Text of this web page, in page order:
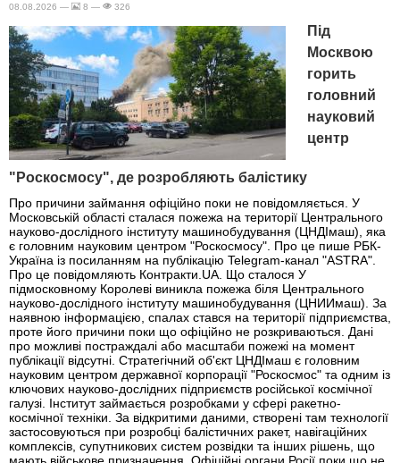
08.08.2026 — 8 — 326
Під
Москвою
горить
головний
науковий
центр
"Роскосмосу", де розробляють балістику
Про причини займання офіційно поки не повідомляється. У
Московській області сталася пожежа на території Центрального
науково-дослідного інституту машинобудування (ЦНДІмаш), яка
є головним науковим центром "Роскосмосу". Про це пише РБК-
Україна із посиланням на публікацію Telegram-канал "ASTRA".
Про це повідомляють Контракти.UA. Що сталося У
підмосковному Королеві виникла пожежа біля Центрального
науково-дослідного інституту машинобудування (ЦНИИмаш). За
наявною інформацією, спалах стався на території підприємства,
проте його причини поки що офіційно не розкриваються. Дані
про можливі постраждалі або масштаби пожежі на момент
публікації відсутні. Стратегічний об'єкт ЦНДІмаш є головним
науковим центром державної корпорації "Роскосмос" та одним із
ключових науково-дослідних підприємств російської космічної
галузі. Інститут займається розробками у сфері ракетно-
космічної техніки. За відкритими даними, створені там технології
застосовуються при розробці балістичних ракет, навігаційних
комплексів, супутникових систем розвідки та інших рішень, що
мають військове призначення. Офіційні органи Росії поки що не